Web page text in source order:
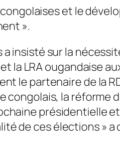
et le
».
insisté sur la
la LRA ougandaise
le partenaire de la
la réforme
présidentielle
de ces élections » a